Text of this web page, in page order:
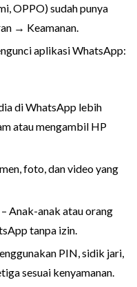
OPPO) sudah punya
→ Keamanan.
aplikasi WhatsApp:
di WhatsApp lebih
atau mengambil HP
foto, dan video yang
Anak-anak atau orang
tanpa izin.
PIN, sidik jari,
sesuai kenyamanan.